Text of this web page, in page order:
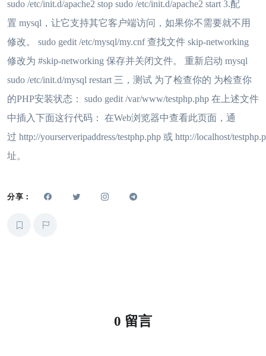
sudo /etc/init.d/apache2 stop sudo /etc/init.d/apache2 start 3.配
置 mysql，让它支持其它客户端访问，如果你不需要就不用
修改。 sudo gedit /etc/mysql/my.cnf 查找文件 skip-networking
修改为 #skip-networking 保存并关闭文件。 重新启动 mysql
sudo /etc/init.d/mysql restart 三，测试 为了检查你的 为检查你
的PHP安装状态： sudo gedit /var/www/testphp.php 在上述文件
中插入下面这行代码： 在Web浏览器中查看此页面，通
过 http://yourserveripaddress/testphp.php 或 http://localhost/
址。
分享：
0 留言